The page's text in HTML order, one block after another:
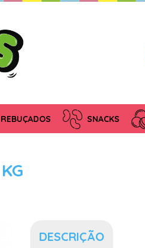
REBUÇADOS SNACKS
DESCRIÇÃO